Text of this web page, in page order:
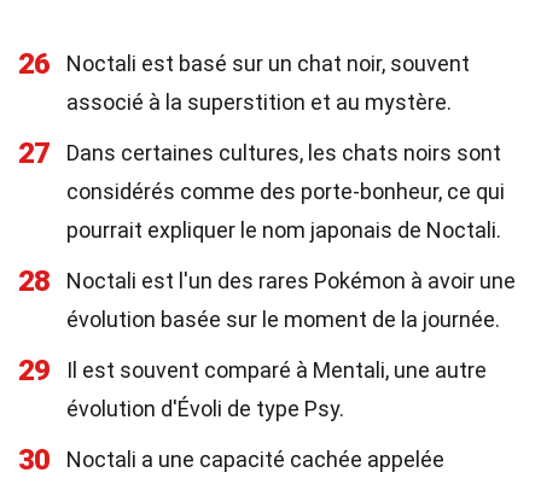
26
Noctali est basé sur un chat noir, souvent
associé à la superstition et au mystère.
27
Dans certaines cultures, les chats noirs sont
considérés comme des porte-bonheur, ce qui
pourrait expliquer le nom japonais de Noctali.
28
Noctali est l'un des rares Pokémon à avoir une
évolution basée sur le moment de la journée.
29
Il est souvent comparé à Mentali, une autre
évolution d'Évoli de type Psy.
30
Noctali a une capacité cachée appelée